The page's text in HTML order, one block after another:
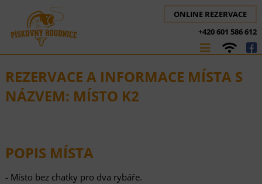
ONLINE REZERVACE
+420 601 586 612
REZERVACE A INFORMACE MÍSTA S
NÁZVEM: MÍSTO K2
POPIS MÍSTA
- Místo bez chatky pro dva rybáře.